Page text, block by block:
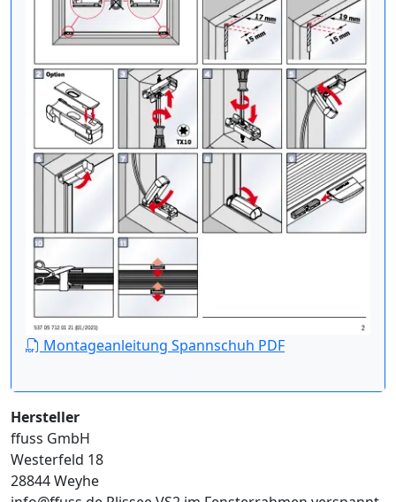
Montageanleitung Spannschuh PDF
Hersteller
ffuss GmbH
Westerfeld 18
28844 Weyhe